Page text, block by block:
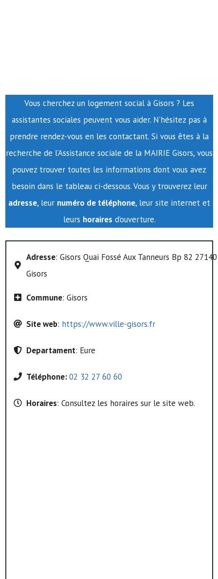
Vous cherchez un logement social à Gisors ? Les
assistantes sociales peuvent vous aider. N’hésitez pas à
prendre rendez-vous en les contactant. Si vous êtes à la
recherche de l’Assistance sociale de la MAIRIE Gisors, vous
pouvez trouver toutes les informations dont vous avez
besoin dans le tableau ci-dessous. Vous y trouverez leur
adresse, leur numéro de téléphone, leur site internet et
leurs horaires d’ouverture.
Adresse: Gisors Quai Fossé Aux Tanneurs Bp 82 27140
Gisors
Commune: Gisors
Site web: https://www.ville-gisors.fr
Departament: Eure
Téléphone:02 32 27 60 60
Horaires: Consultez les horaires sur le site web.